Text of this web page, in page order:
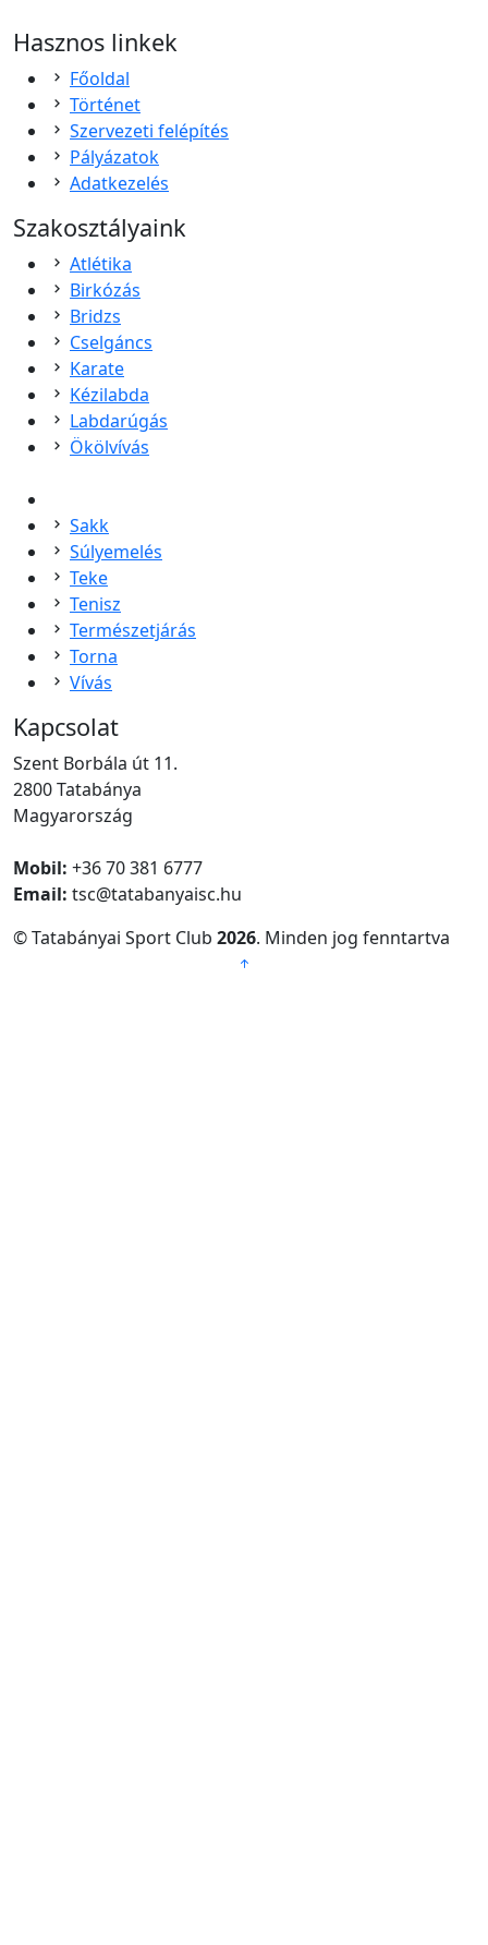
Hasznos linkek
Főoldal
Történet
Szervezeti felépítés
Pályázatok
Adatkezelés
Szakosztályaink
Atlétika
Birkózás
Bridzs
Cselgáncs
Karate
Kézilabda
Labdarúgás
Ökölvívás
Sakk
Súlyemelés
Teke
Tenisz
Természetjárás
Torna
Vívás
Kapcsolat
Szent Borbála út 11.
2800 Tatabánya
Magyarország
Mobil: +36 70 381 6777
Email: tsc@tatabanyaisc.hu
© Tatabányai Sport Club 2026. Minden jog fenntartva